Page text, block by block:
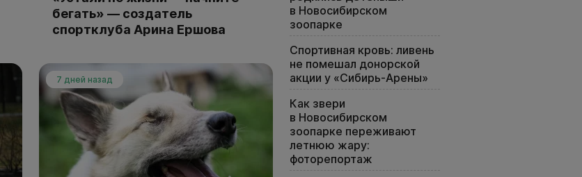
бегать» — создатель
спортклуба Арина Ершова
7 дней назад
в Новосибирском
зоопарке
Спортивная кровь: ливень
не помешал донорской
акции у «Сибирь-Арены»
Как звери
в Новосибирском
зоопарке переживают
летнюю жару:
фоторепортаж